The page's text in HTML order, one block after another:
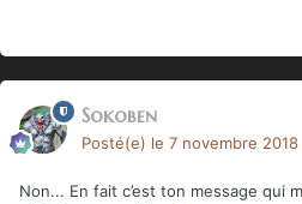
Sokoben
Posté(e) le 7 novembre 2018
Non... En fait c’est ton message qui